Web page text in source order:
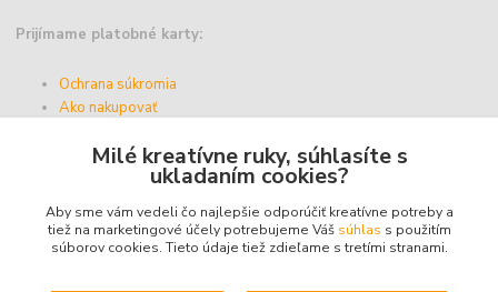
Prijímame platobné karty:
Ochrana súkromia
Ako nakupovať
Doprava a platba
Obchodné podmienky
Milé kreatívne ruky, súhlasíte s
ukladaním cookies?
Aby sme vám vedeli čo najlepšie odporúčiť kreatívne potreby a
tiež na marketingové účely potrebujeme Váš súhlas s použitím
súborov cookies. Tieto údaje tiež zdieľame s tretími stranami.